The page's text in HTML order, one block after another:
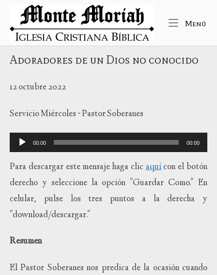
contenido
Inicio
Menú
Adoradores de un Dios no conocido
12 octubre 2022
Servicio Miércoles - Pastor Soberanes
Reproductor
de
audio
00:00 00:00
Para descargar este mensaje haga clicaquícon el botón
derecho y seleccione la opción "Guardar Como." En
celular, pulse los tres puntos a la derecha y
"download/descargar."
Resumen
El Pastor Soberanes nos predica de la ocasión cuando